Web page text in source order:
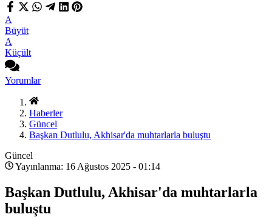
A
Büyüt
A
Küçült
Yorumlar
Haberler
Güncel
Başkan Dutlulu, Akhisar'da muhtarlarla buluştu
Güncel
Yayınlanma: 16 Ağustos 2025 - 01:14
Başkan Dutlulu, Akhisar'da muhtarlarla
buluştu